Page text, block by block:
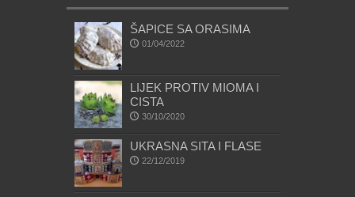
ŠAPICE SA ORASIMA
01/04/2022
LIJEK PROTIV MIOMA I
CISTA
30/10/2020
UKRASNA SITA I FLASE
22/12/2019